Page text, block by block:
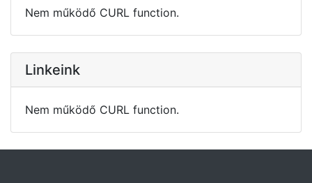
Nem működő CURL function.
Linkeink
Nem működő CURL function.